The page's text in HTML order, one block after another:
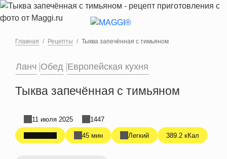
Перейти к основному содержанию
Главная Рецепты Тыква запечённая с тимьяном
Ланч Обед Европейская кухня
Тыква запечённая с тимьяном
45 мин Легкий 389.2 кКал
11 июля 2025 1447